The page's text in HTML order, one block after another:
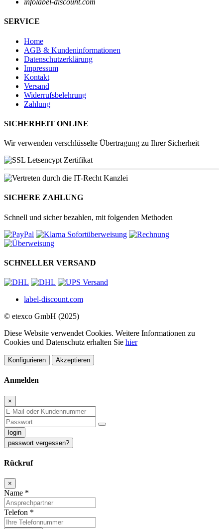
infolabel-discount.com
SERVICE
Home
AGB & Kundeninformationen
Datenschutzerklärung
Impressum
Kontakt
Versand
Widerrufsbelehrung
Zahlung
SICHERHEIT ONLINE
Wir verwenden verschlüsselte Übertragung zu Ihrer Sicherheit
SICHERE ZAHLUNG
Schnell und sicher bezahlen, mit folgenden Methoden
SCHNELLER VERSAND
label-discount.com
© etexco GmbH (2025)
Diese Website verwendet Cookies. Weitere Informationen zu
Cookies und Datenschutz erhalten Sie hier
Konfigurieren Akzeptieren
Anmelden
×
login
passwort vergessen?
Rückruf
×
Name *
Telefon *